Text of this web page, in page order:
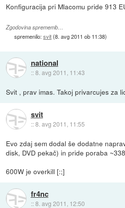
Konfiguracija pri Mlacomu pride 913
Zgodovina sprememb…
spremenilo:svit(8. avg 2011 ob 11:38)
national
::8. avg 2011, 11:43
Svit , prav imas. Takoj privarcujes za
svit
::8. avg 2011, 11:55
Evo zdaj sem dodal še dodatne
disk, DVD pekač) in pride poraba
600W je overkill [:;]
fr4nc
::8. avg 2011, 12:50